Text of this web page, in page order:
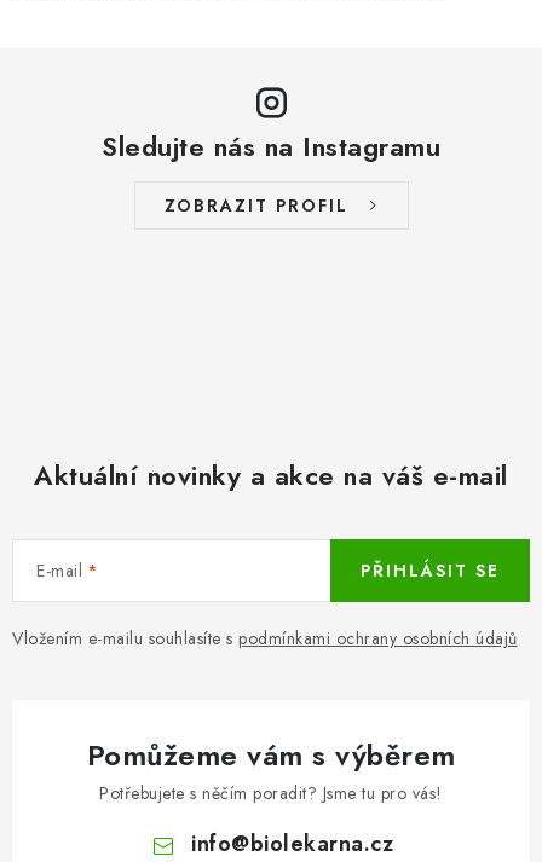
Sledujte nás na Instagramu
ZOBRAZIT PROFIL
Aktuální novinky a akce na váš e-mail
E-mail
Vložením e-mailu souhlasíte s podmínkami ochrany osobních údajů
PŘIHLÁSIT SE
Pomůžeme vám s výběrem
Potřebujete s něčím poradit? Jsme tu pro vás!
info@biolekarna.cz